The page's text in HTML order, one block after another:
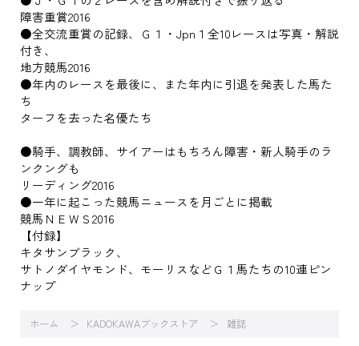
障害重賞2016
●全交流重賞の記録、Ｇ１・Jpn１全10レースは写真・解説
付き、
地方競馬2016
●年内のレースを最後に、また年内に引退を発表した馬た
ち
ターフを去った名優たち
●騎手、調教師、サイアーはもちろん障害・新人騎手のラ
ンクングも
リーディング2016
●一年に起こった競馬ニュースを月ごとに掲載
競馬ＮＥＷＳ2016
【付録】
キタサンブラック、
サトノダイヤモンド、モーリスなどＧ１馬たちの10連ピン
ナップ
ホーム KADOKAWAブックストア 雑誌